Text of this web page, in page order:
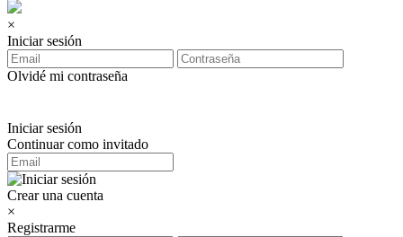
×
Iniciar sesión
Olvidé mi contraseña
Iniciar sesión
Continuar como invitado
Crear una cuenta
×
Registrarme